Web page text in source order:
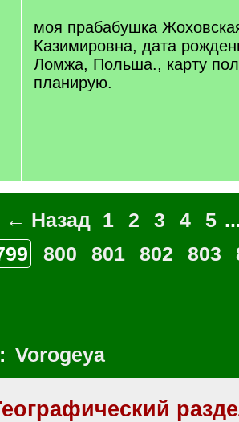
моя прабабушка
Казимировна, дата
Ломжа, Польша., карту
планирую.
← Назад 1 2 3 4 5
800 801 802 803
Vorogeya